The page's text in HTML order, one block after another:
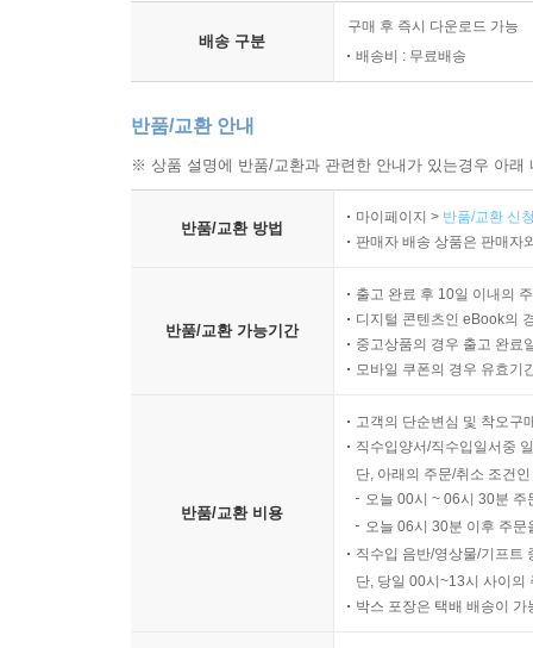
배송 구분
구매 후 즉시 다운로드 가능
배송비 : 무료배송
반품/교환 안내
※ 상품 설명에 반품/교환과 관련한 안내가 있는경우 아
반품/교환 방법
마이페이지 > 반품/교환 신
판매자 배송 상품은 판매자
반품/교환 가능기간
출고 완료 후 10일 이내의
디지털 콘텐츠인 eBook의
중고상품의 경우 출고 완료
모바일 쿠폰의 경우 유효기
반품/교환 비용
고객의 단순변심 및 착오구
직수입양서/직수입일서중
단, 아래의 주문/취소 조건
오늘 00시 ~ 06시 30분
오늘 06시 30분 이후 주
직수입 음반/영상물/기프트
단, 당일 00시~13시 사이의
박스 포장은 택배 배송이